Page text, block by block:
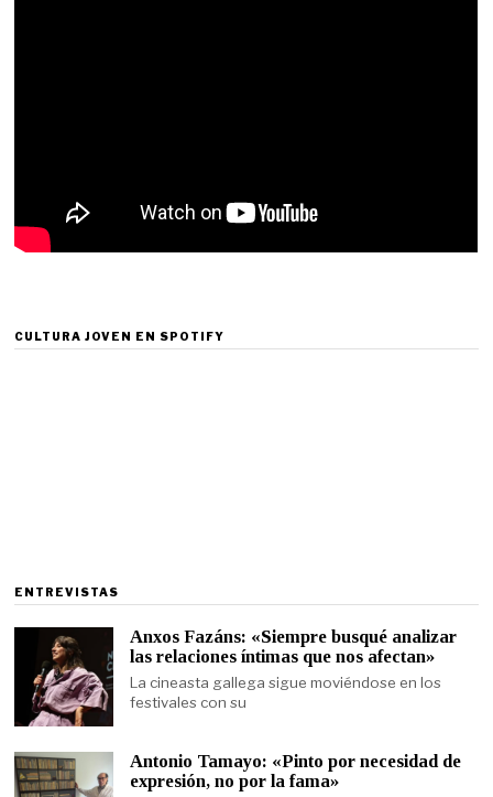
CULTURA JOVEN EN SPOTIFY
ENTREVISTAS
Anxos Fazáns: «Siempre busqué analizar
las relaciones íntimas que nos afectan»
La cineasta gallega sigue moviéndose en los
festivales con su
Antonio Tamayo: «Pinto por necesidad de
expresión, no por la fama»